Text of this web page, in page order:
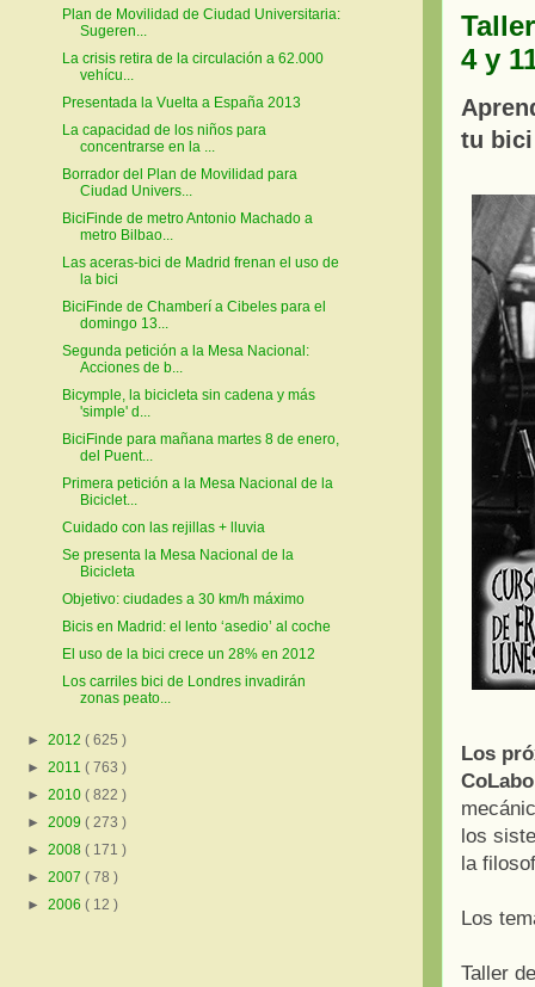
4 y
tu bici
Los
los
la
Los
Taller
Plan de Movilidad de Ciudad Universitaria:
Sugeren...
La crisis retira de la circulación a 62.000
vehícu...
Presentada la Vuelta a España 2013
La capacidad de los niños para
concentrarse en la ...
Borrador del Plan de Movilidad para
Ciudad Univers...
BiciFinde de metro Antonio Machado a
metro Bilbao...
Las aceras-bici de Madrid frenan el uso de
la bici
BiciFinde de Chamberí a Cibeles para el
domingo 13...
Segunda petición a la Mesa Nacional:
Acciones de b...
Bicymple, la bicicleta sin cadena y más
'simple' d...
BiciFinde para mañana martes 8 de enero,
del Puent...
Primera petición a la Mesa Nacional de la
Biciclet...
Cuidado con las rejillas + lluvia
Se presenta la Mesa Nacional de la
Bicicleta
Objetivo: ciudades a 30 km/h máximo
Bicis en Madrid: el lento ‘asedio’ al coche
El uso de la bici crece un 28% en 2012
Los carriles bici de Londres invadirán
zonas peato...
► 2012 ( 625 )
► 2011 ( 763 )
► 2010 ( 822 )
► 2009 ( 273 )
► 2008 ( 171 )
► 2007 ( 78 )
► 2006 ( 12 )